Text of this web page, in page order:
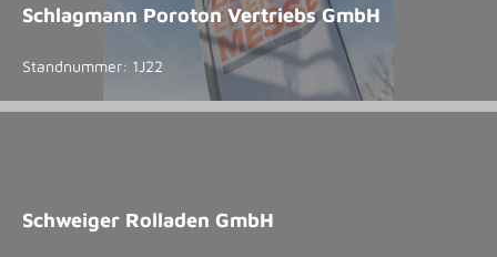
Schlagmann Poroton Vertriebs GmbH
Standnummer: 1J22
Schweiger Rolladen GmbH